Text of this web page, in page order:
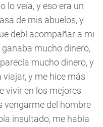
lo veía, y eso era un
de mis abuelos, y
debí acompañar a mi
mucho dinero,
mucho dinero, y
y me hice más
vivir en los mejores
vengarme del hombre
insultado, me había